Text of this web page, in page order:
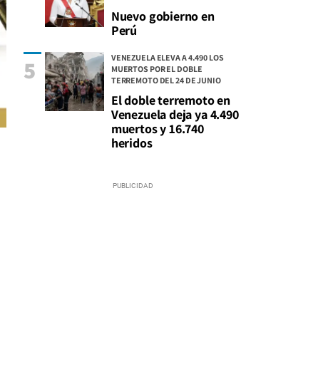
Nuevo gobierno en
Perú
VENEZUELA ELEVA A 4.490 LOS
MUERTOS POR EL DOBLE
TERREMOTO DEL 24 DE JUNIO
El doble terremoto en
Venezuela deja ya 4.490
muertos y 16.740
heridos
5